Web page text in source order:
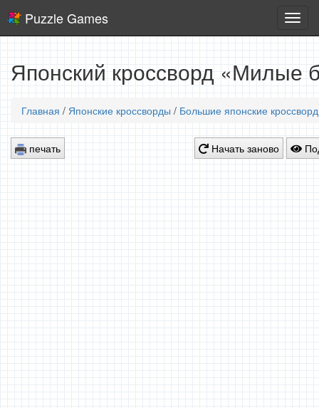
игры
Puzzle Games
Японский кроссворд «Милые
Главная / Японские кроссворды / Большие японские
печать Начать заново